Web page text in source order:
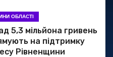
ОБЛАСТІ
5,3 мільйона гривень
на підтримку
Рівненщини